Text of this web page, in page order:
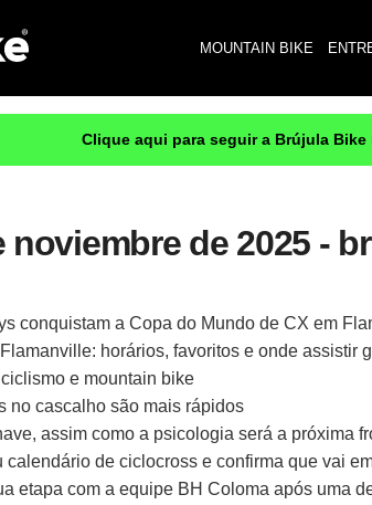
MOUNTAIN BIKE
Clique aqui para seguir a Brújula
de 2025 -
conquistam a Copa do Mundo de CX em
horários, favoritos e onde assistir
e mountain bike
no cascalho são mais rápidos
assim como a psicologia será a próxima
calendário de ciclocross e confirma que vai
etapa com a equipe BH Coloma após uma